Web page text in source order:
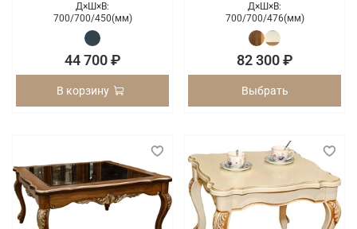
Д×Ш×В:
700/700/450(мм)
44 700 ₽
В корзину
Д×Ш×В:
700/700/476(мм)
82 300 ₽
Выбрать